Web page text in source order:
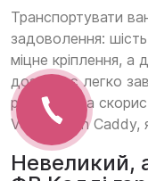
Транспортувати
задоволення:
міцне кріплення, а
дозволяє легко
речі. Можна
Volkswagen Caddy,
Невеликий,